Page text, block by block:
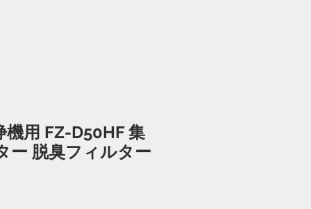
機用 FZ-D50HF 集
ー 脱臭フィルター